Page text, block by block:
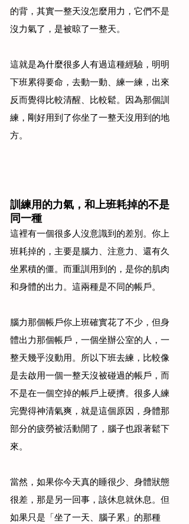
的背，其實一整天沒怎麼用力，它們不是
沒力氣了，是被晾了一整天。
這就是為什麼很多人有過這種經驗，明明
下班累得要命，去動一動、練一練，出來
反而覺得比較清醒、比較鬆。因為那個訓
練，剛好用到了你坐了一整天沒用到的地
方。
訓練用的力氣，和上班耗掉的不是
同一種
這裡有一個很多人沒意識到的差別。你上
班耗掉的，主要是腦力、注意力、還有久
坐累積的僵。而重訓用到的，是你的肌肉
和身體的出力。這兩種是不同的帳戶。
腦力那個帳戶你上班確實花了不少，但身
體出力那個帳戶，一個坐辦公室的人，一
整天幾乎沒動用。所以下班去練，比較像
是去啟用一個一整天沒被碰過的帳戶，而
不是在一個空掉的帳戶上硬擠。很多人練
完覺得神清氣爽，就是這個原因，身體那
部分的疲勞被活動開了，腦子也跟著鬆下
來。
當然，如果你今天真的睡很少、身體狀態
很差，那是另一回事，該休息就休息。但
如果只是「坐了一天、腦子累」的那種